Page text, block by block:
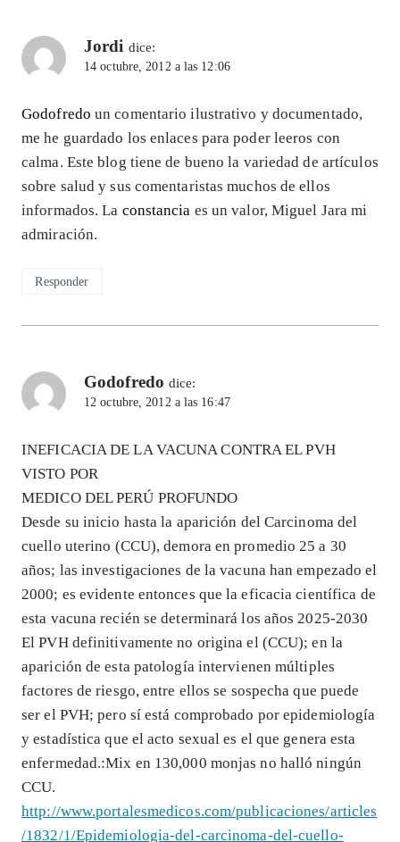
Jordi dice:
14 octubre, 2012 a las 12:06
Godofredoun comentario ilustrativo y documentado,
me he guardado los enlaces para poder leeros con
calma. Este blog tiene de bueno la variedad de artículos
sobre salud y sus comentaristas muchos de ellos
informados. La constancia es un valor, Miguel Jara mi
admiración.
Responder
Godofredo dice:
12 octubre, 2012 a las 16:47
INEFICACIA DE LA VACUNA CONTRA EL PVH
VISTO POR
MEDICO DEL PERÚ PROFUNDO
Desde su inicio hasta la aparición del Carcinoma del
cuello uterino (CCU), demora en promedio 25 a 30
años; las investigaciones de la vacuna han empezado el
2000; es evidente entonces que la eficacia científica de
esta vacuna recién se determinará los años 2025-2030
El PVH definitivamente no origina el (CCU); en la
aparición de esta patología intervienen múltiples
factores de riesgo, entre ellos se sospecha que puede
ser el PVH; pero sí está comprobado por epidemiología
y estadística que el acto sexual es el que genera esta
enfermedad.:Mix en 130,000 monjas no halló ningún
CCU.
http://www.portalesmedicos.com/publicaciones/articles
/1832/1/Epidemiologia-del-carcinoma-del-cuello-